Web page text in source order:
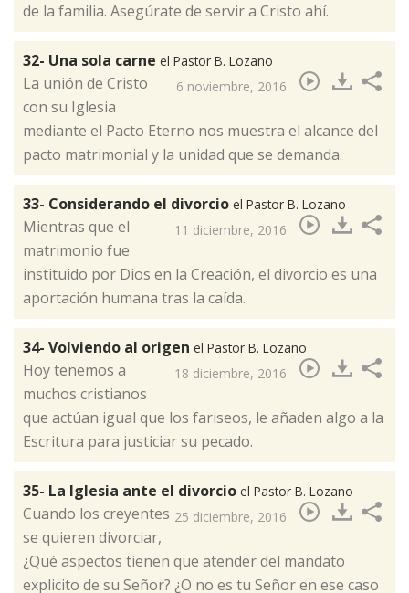
de la familia. Asegúrate de servir a Cristo ahí.
32- Una sola carne el Pastor B. Lozano
6 noviembre, 2016
La unión de Cristo
con su Iglesia
mediante el Pacto Eterno nos muestra el alcance del
pacto matrimonial y la unidad que se demanda.​
33- Considerando el divorcio el Pastor B. Lozano
11 diciembre, 2016
Mientras que el
matrimonio fue
instituido por Dios en la Creación, el divorcio es una
aportación humana tras la caída.​
34- Volviendo al origen el Pastor B. Lozano
18 diciembre, 2016
Hoy tenemos a
muchos cristianos
que actúan igual que los fariseos, le añaden algo a la
Escritura para justiciar su pecado.​
35- La Iglesia ante el divorcio el Pastor B. Lozano
25 diciembre, 2016
Cuando los creyentes
se quieren divorciar,
¿Qué aspectos tienen que atender del mandato
explicito de su Señor? ¿O no es tu Señor en ese caso